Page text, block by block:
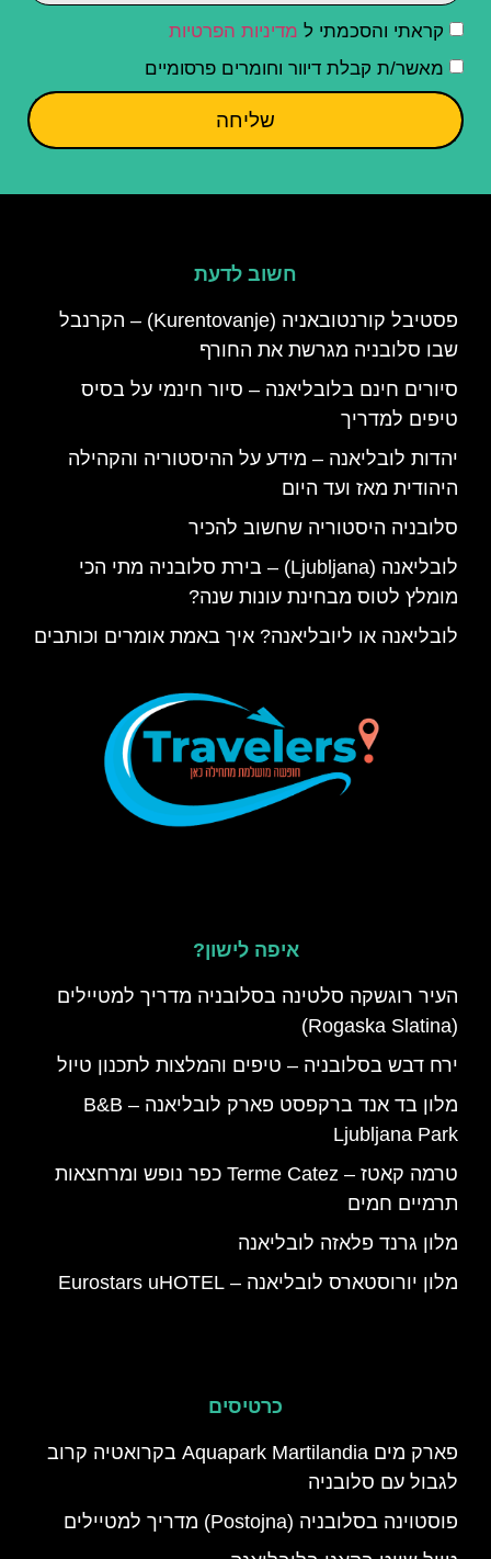
קראתי והסכמתי ל מדיניות הפרטיות
מאשר/ת קבלת דיוור וחומרים פרסומיים
שליחה
חשוב לדעת
פסטיבל קורנטובאניה (Kurentovanje) – הקרנבל
שבו סלובניה מגרשת את החורף
סיורים חינם בלובליאנה – סיור חינמי על בסיס
טיפים למדריך
יהדות לובליאנה – מידע על ההיסטוריה והקהילה
היהודית מאז ועד היום
סלובניה היסטוריה שחשוב להכיר
לובליאנה (Ljubljana) – בירת סלובניה מתי הכי
מומלץ לטוס מבחינת עונות שנה?
לובליאנה או ליובליאנה? איך באמת אומרים וכותבים
איפה לישון?
העיר רוגשקה סלטינה בסלובניה מדריך למטיילים
(Rogaska Slatina)
ירח דבש בסלובניה – טיפים והמלצות לתכנון טיול
מלון בד אנד ברקפסט פארק לובליאנה – B&B
Ljubljana Park
טרמה קאטז – Terme Catez כפר נופש ומרחצאות
תרמיים חמים
מלון גרנד פלאזה לובליאנה
מלון יורוסטארס לובליאנה – Eurostars uHOTEL
כרטיסים
פארק מים Aquapark Martilandia בקרואטיה קרוב
לגבול עם סלובניה
פוסטוינה בסלובניה (Postojna) מדריך למטיילים